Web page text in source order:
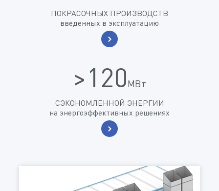
ПОКРАСОЧНЫХ ПРОИЗВОДСТВ
введенных в эксплуатацию
>120МВт
СЭКОНОМЛЕННОЙ ЭНЕРГИИ
на энергоэффективных решениях